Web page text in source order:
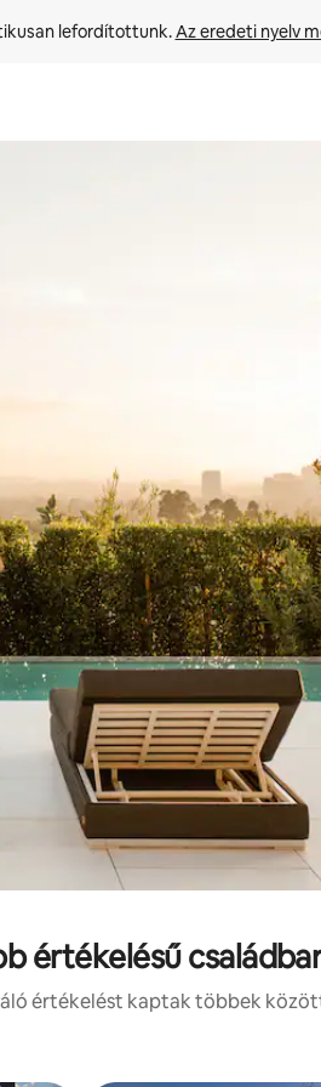
lefordítottunk. Az eredeti nyelv
lapozó mozdulatokkal is
értékelésű
értékelést kaptak többek